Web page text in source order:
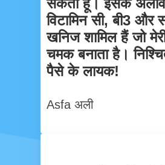
विटामिन सी, बी3 और
खनिज शामिल हैं जो
चमक बनाता है।
पैसे के लायक!
Asfa अली